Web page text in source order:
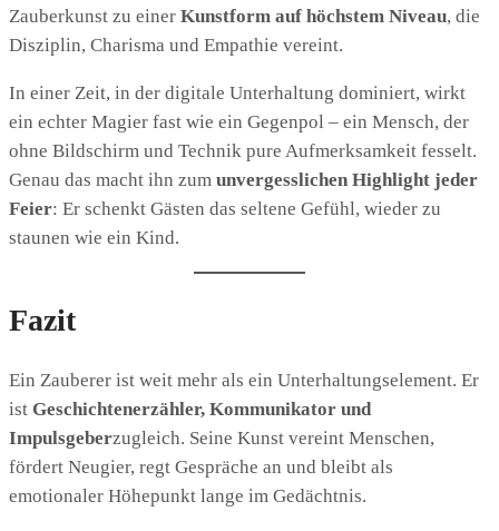
Zauberkunst zu einer Kunstform auf höchstem Niveau, die
Disziplin, Charisma und Empathie vereint.
In einer Zeit, in der digitale Unterhaltung dominiert, wirkt
ein echter Magier fast wie ein Gegenpol – ein Mensch, der
ohne Bildschirm und Technik pure Aufmerksamkeit fesselt.
Genau das macht ihn zum unvergesslichen Highlight jeder
Feier: Er schenkt Gästen das seltene Gefühl, wieder zu
staunen wie ein Kind.
Fazit
Ein Zauberer ist weit mehr als ein Unterhaltungselement. Er
ist Geschichtenerzähler, Kommunikator und
Impulsgeberzugleich. Seine Kunst vereint Menschen,
fördert Neugier, regt Gespräche an und bleibt als
emotionaler Höhepunkt lange im Gedächtnis.